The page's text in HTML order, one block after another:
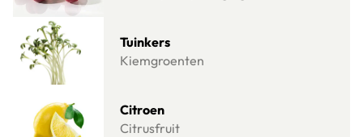
Tuinkers
Kiemgroenten
Lees meer over Tuinkers
Citroen
Citrusfruit